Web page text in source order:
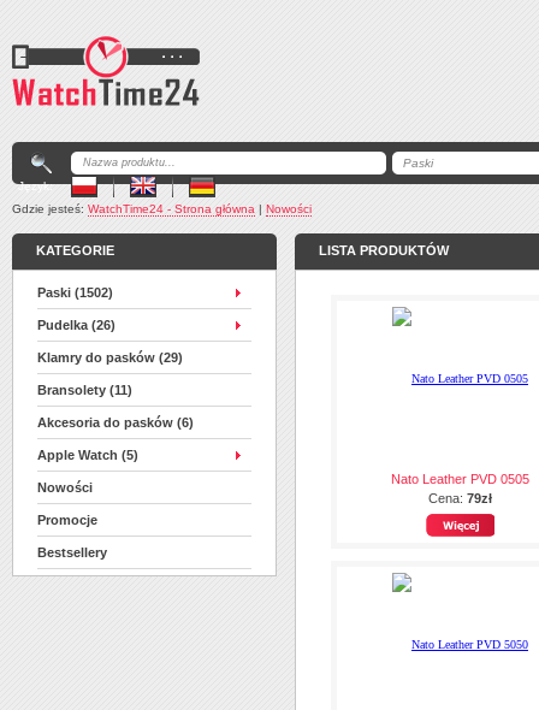
Język:
Gdzie jesteś: WatchTime24 - Strona główna | Nowości
KATEGORIE
Paski (1502)
Pudelka (26)
Klamry do pasków (29)
Bransolety (11)
Akcesoria do pasków (6)
Apple Watch (5)
Nowości
Promocje
Bestsellery
LISTA PRODUKTÓW
Nato Leather PVD 0505
Cena: 79zł